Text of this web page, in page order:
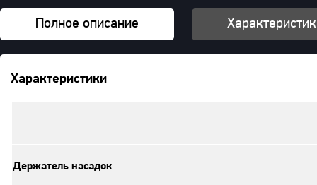
Полное описание
Характеристики
Держатель насадок